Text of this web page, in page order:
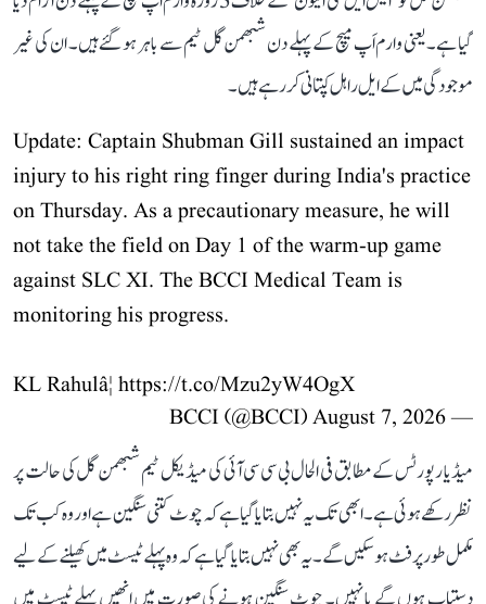
گیا ہے۔ یعنی وارم اَپ میچ کے پہلے دن شبھمن گل ٹیم سے باہر ہو گئے ہیں۔ ان کی غیر
موجودگی میں کے ایل راہل کپتانی کر رہے ہیں۔
Update: Captain Shubman Gill sustained an impact
injury to his right ring finger during India's practice
on Thursday. As a precautionary measure, he will
not take the field on Day 1 of the warm-up game
against SLC XI. The BCCI Medical Team is
monitoring his progress.
KL Rahulâ¦ https://t.co/Mzu2yW4OgX
— BCCI (@BCCI)
August 7, 2026
میڈیا رپورٹس کے مطابق فی الحال بی سی سی آئی کی میڈیکل ٹیم شبھمن گل کی حالت پر
نظر رکھے ہوئی ہے۔ ابھی تک یہ نہیں بتایا گیا ہے کہ چوٹ کتنی سنگین ہے اور وہ کب تک
مکمل طور پر فٹ ہو سکیں گے۔ یہ بھی نہیں بتایا گیا ہے کہ وہ پہلے ٹیسٹ میں کھیلنے کے لیے